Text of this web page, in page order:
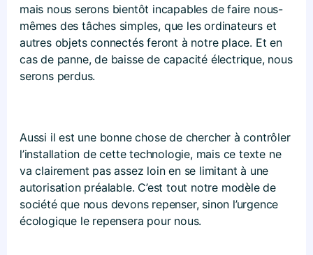
mais nous serons bientôt incapables de faire nous-
mêmes des tâches simples, que les ordinateurs et
autres objets connectés feront à notre place. Et en
cas de panne, de baisse de capacité électrique, nous
serons perdus.
Aussi il est une bonne chose de chercher à contrôler
l’installation de cette technologie, mais ce texte ne
va clairement pas assez loin en se limitant à une
autorisation préalable. C’est tout notre modèle de
société que nous devons repenser, sinon l’urgence
écologique le repensera pour nous.